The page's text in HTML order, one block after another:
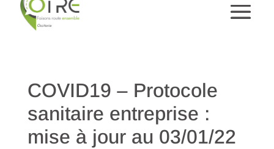
COVID19 – Protocole
sanitaire entreprise :
mise à jour au 03/01/22